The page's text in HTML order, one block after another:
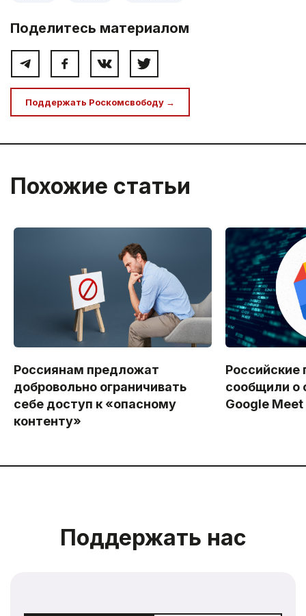
Поделитесь материалом
Поддержать Роскомсвободу →
Похожие статьи
Россиянам предложат
добровольно ограничивать
себе доступ к «опасному
контенту»
Российские
сообщили о
Google Meet
Поддержать нас